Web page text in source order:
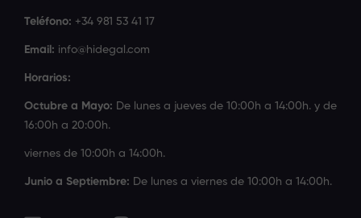
Teléfono: +34 981 53 41 17
Email: info@hidegal.com
Horarios:
Octubre a Mayo: De lunes a jueves de 10:00h a 14:00h. y de
16:00h a 20:00h.
viernes de 10:00h a 14:00h.
Junio a Septiembre: De lunes a viernes de 10:00h a 14:00h.